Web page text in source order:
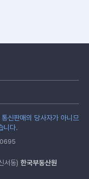
신판매의 당사자가 아니므
니다.
서동) 한국부동산원